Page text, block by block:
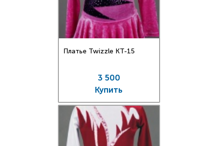
Платье Twizzle КT-15
3 500
Купить